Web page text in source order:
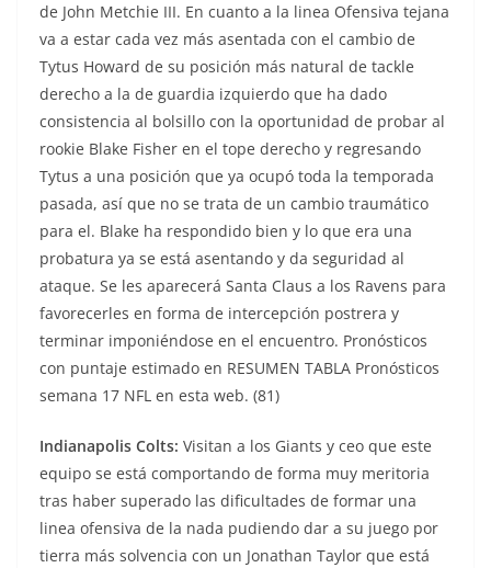
de John Metchie III. En cuanto a la linea Ofensiva tejana
va a estar cada vez más asentada con el cambio de
Tytus Howard de su posición más natural de tackle
derecho a la de guardia izquierdo que ha dado
consistencia al bolsillo con la oportunidad de probar al
rookie Blake Fisher en el tope derecho y regresando
Tytus a una posición que ya ocupó toda la temporada
pasada, así que no se trata de un cambio traumático
para el. Blake ha respondido bien y lo que era una
probatura ya se está asentando y da seguridad al
ataque. Se les aparecerá Santa Claus a los Ravens para
favorecerles en forma de intercepción postrera y
terminar imponiéndose en el encuentro. Pronósticos
con puntaje estimado en RESUMEN TABLA Pronósticos
semana 17 NFL en esta web. (81)
Indianapolis Colts: Visitan a los Giants y ceo que este
equipo se está comportando de forma muy meritoria
tras haber superado las dificultades de formar una
linea ofensiva de la nada pudiendo dar a su juego por
tierra más solvencia con un Jonathan Taylor que está